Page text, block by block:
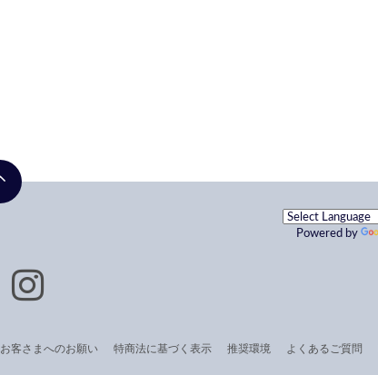
Powered by
お客さまへのお願い 特商法に基づく表示 推奨環境 よくあるご質問